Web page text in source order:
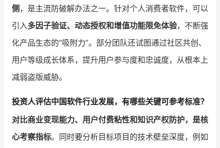
侧 ，是主流防破解办法之一。针对个人消费者软件，可以
引入多因子验证、动态授权和增值功能限免体验，不断强
化产品生态的“吸附力”。部分团队还试图通过社区共创、
用户等级成长体系，提升用户参与度和忠诚度，从根本上
减弱盗版威胁。
投资人评估中国软件行业发展，有哪些关键可参考标准？
对比商业变现能力、用户付费粘性和知识产权防护，是核
心考察指标。同时要分析目标项目的技术壁垒深度，例如